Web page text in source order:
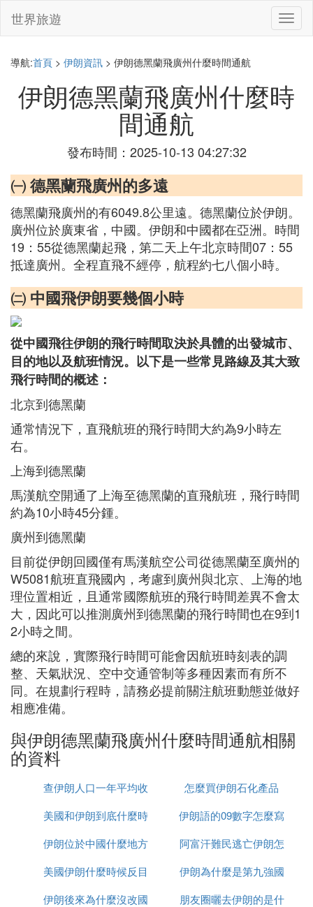
切
換
世界旅遊
導航:首頁 > 伊朗資訊 > 伊朗德黑蘭飛廣州什麼時間通航
伊朗德黑蘭飛廣州什麼時
間通航
發布時間：2025-10-13 04:27:32
㈠ 德黑蘭飛廣州的多遠
德黑蘭飛廣州的有6049.8公里遠。德黑蘭位於伊朗。
廣州位於廣東省，中國。伊朗和中國都在亞洲。時間
19：55從德黑蘭起飛，第二天上午北京時間07：55
抵達廣州。全程直飛不經停，航程約七八個小時。
㈡ 中國飛伊朗要幾個小時
從中國飛往伊朗的飛行時間取決於具體的出發城市、
目的地以及航班情況。以下是一些常見路線及其大致
飛行時間的概述：
北京到德黑蘭
通常情況下，直飛航班的飛行時間大約為9小時左
右。
上海到德黑蘭
馬漢航空開通了上海至德黑蘭的直飛航班，飛行時間
約為10小時45分鍾。
廣州到德黑蘭
目前從伊朗回國僅有馬漢航空公司從德黑蘭至廣州的
W5081航班直飛國內，考慮到廣州與北京、上海的地
理位置相近，且通常國際航班的飛行時間差異不會太
大，因此可以推測廣州到德黑蘭的飛行時間也在9到1
2小時之間。
總的來說，實際飛行時間可能會因航班時刻表的調
整、天氣狀況、空中交通管制等多種因素而有所不
同。在規劃行程時，請務必提前關注航班動態並做好
相應准備。
與伊朗德黑蘭飛廣州什麼時間通航相關
的資料
查伊朗人口一年平均收
入多少
怎麼買伊朗石化產品
美國和伊朗到底什麼時
候打
伊朗語的09數字怎麼寫
伊朗位於中國什麼地方
阿富汗難民逃亡伊朗怎
麼辦
美國伊朗什麼時候反目
伊朗為什麼是第九強國
伊朗後來為什麼沒改國
朋友圈曬去伊朗的是什